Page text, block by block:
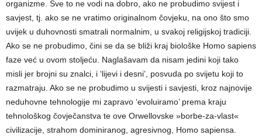
organizme. Sve to ne vodi na dobro, ako ne probudimo svijest i
savjest, tj. ako se ne vratimo originalnom čovjeku, na ono što smo
uvijek u duhovnosti smatrali normalnim, u svakoj religijskoj tradiciji.
Ako se ne probudimo, čini se da se bliži kraj biološke Homo sapiens
faze već u ovom stoljeću. Naglašavam da nisam jedini koji tako
misli jer brojni su znalci, i ‘lijevi i desni’, posvuda po svijetu koji to
razmatraju. Ako se ne probudimo u svijesti i savjesti, kroz najnovije
neduhovne tehnologije mi zapravo ‘evoluiramo’ prema kraju
tehnološkog čovječanstva te ove Orwellovske »borbe-za-vlast«
civilizacije, strahom dominiranog, agresivnog, Homo sapiensa.